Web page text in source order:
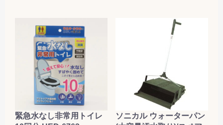
緊急水なし非常用トイレ
ソニカル ウォーターパン